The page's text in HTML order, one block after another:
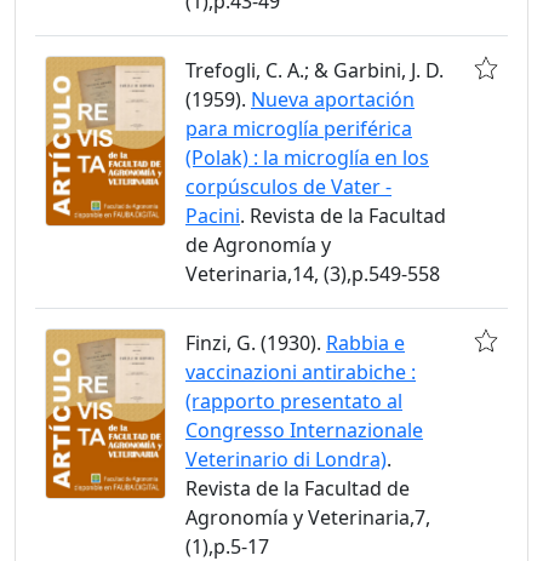
Trefogli, C. A.; & Garbini, J. D.
(1959). Nueva aportación
para microglía periférica
(Polak) : la microglía en los
corpúsculos de Vater -
Pacini. Revista de la Facultad
de Agronomía y
Veterinaria,14, (3),p.549-558
Finzi, G. (1930). Rabbia e
vaccinazioni antirabiche :
(rapporto presentato al
Congresso Internazionale
Veterinario di Londra).
Revista de la Facultad de
Agronomía y Veterinaria,7,
(1),p.5-17